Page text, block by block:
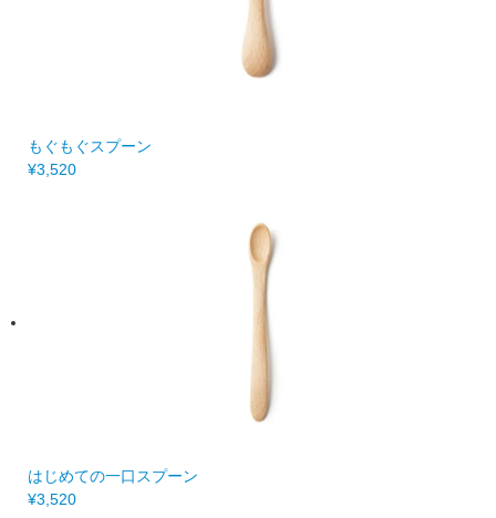
もぐもぐスプーン
¥3,520
はじめての一口スプーン
¥3,520